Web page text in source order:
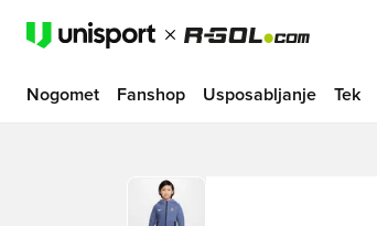
Nogomet Fanshop Usposabljanje Tek